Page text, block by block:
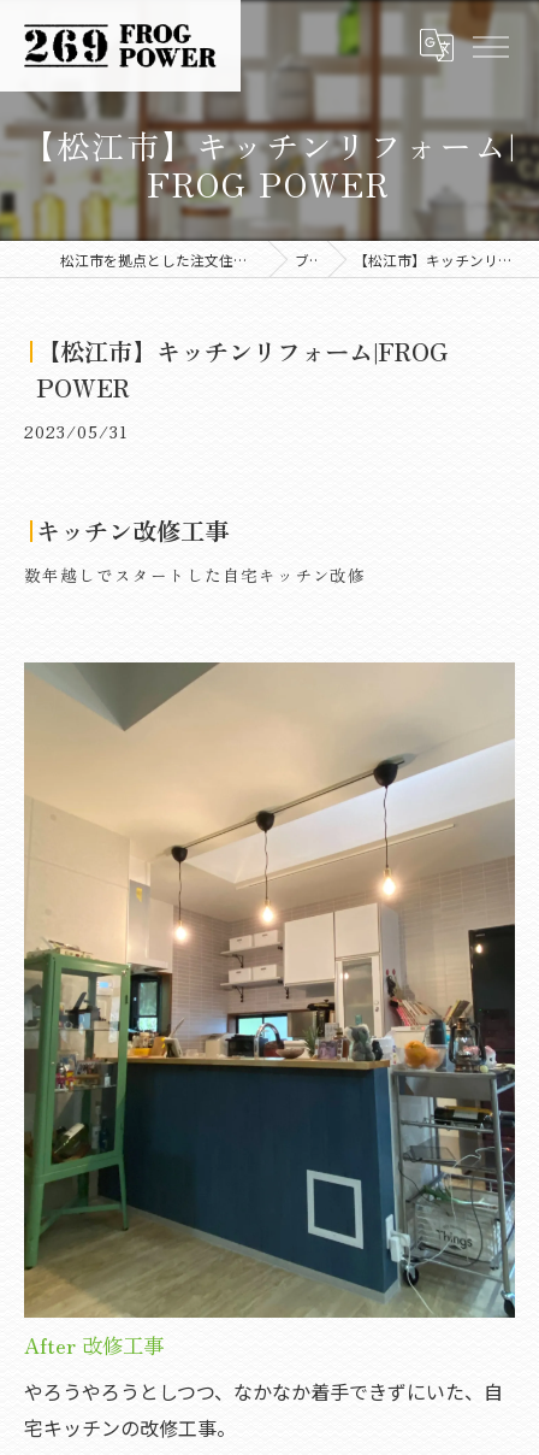
【松江市】キッチンリフォーム|
FROG POWER
松江市を拠点とした注文住宅なら株式会社FROG POWER ブログ 【松江市】キッチンリフォーム|FROG POWER
【松江市】キッチンリフォーム|FROG
POWER
2023/05/31
キッチン改修工事
数年越しでスタートした自宅キッチン改修
After 改修工事
やろうやろうとしつつ、なかなか着手できずにいた、自
宅キッチンの改修工事。